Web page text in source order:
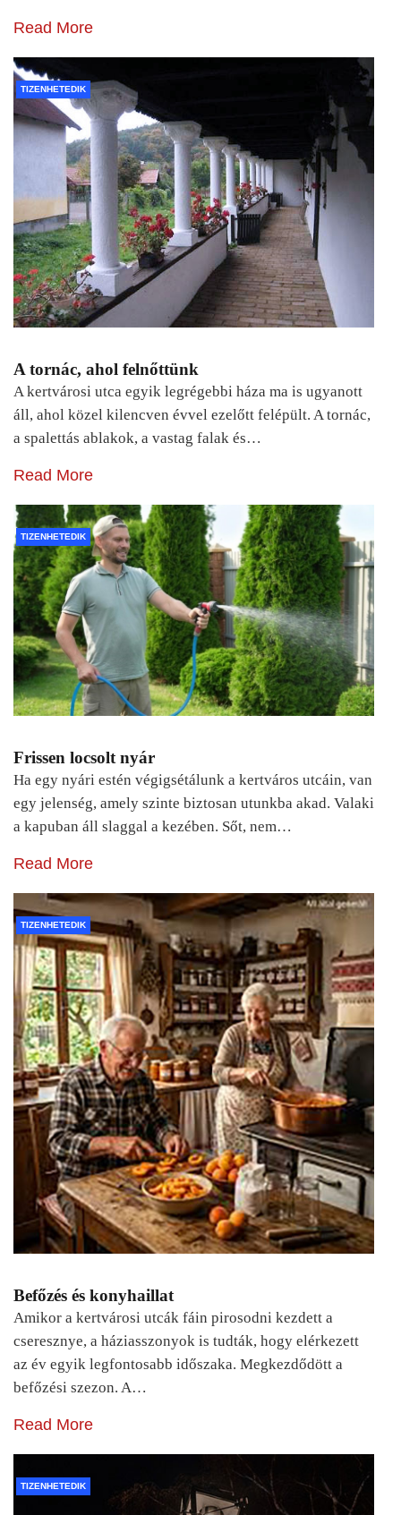
Read More
TIZENHETEDIK
A tornác, ahol felnőttünk
A kertvárosi utca egyik legrégebbi háza ma is ugyanott
áll, ahol közel kilencven évvel ezelőtt felépült. A tornác,
a spalettás ablakok, a vastag falak és…
Read More
TIZENHETEDIK
Frissen locsolt nyár
Ha egy nyári estén végigsétálunk a kertváros utcáin, van
egy jelenség, amely szinte biztosan utunkba akad. Valaki
a kapuban áll slaggal a kezében. Sőt, nem…
Read More
TIZENHETEDIK
Befőzés és konyhaillat
Amikor a kertvárosi utcák fáin pirosodni kezdett a
cseresznye, a háziasszonyok is tudták, hogy elérkezett
az év egyik legfontosabb időszaka. Megkezdődött a
befőzési szezon. A…
Read More
TIZENHETEDIK